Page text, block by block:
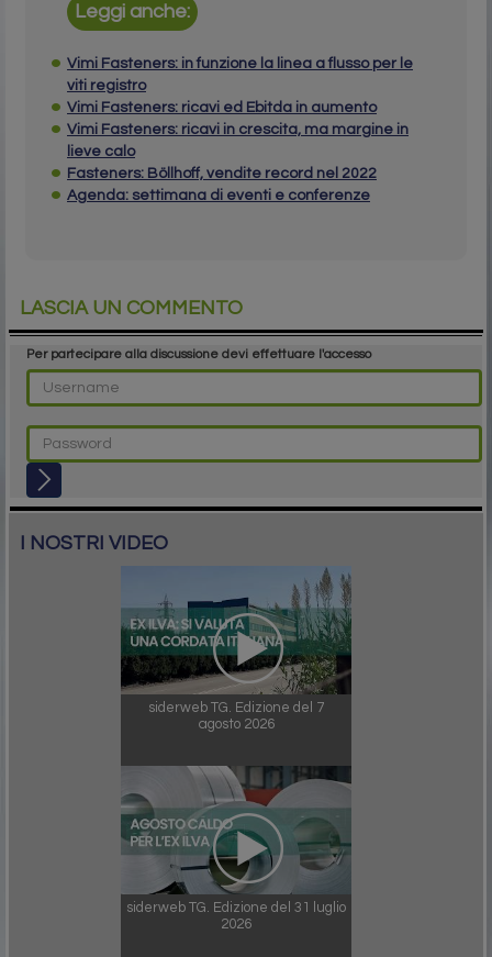
Leggi anche:
Vimi Fasteners: in funzione la linea a flusso per le
viti registro
Vimi Fasteners: ricavi ed Ebitda in aumento
Vimi Fasteners: ricavi in crescita, ma margine in
lieve calo
Fasteners: Böllhoff, vendite record nel 2022
Agenda: settimana di eventi e conferenze
LASCIA UN COMMENTO
Per partecipare alla discussione devi effettuare l'accesso
I NOSTRI VIDEO
siderweb TG. Edizione del 7
agosto 2026
siderweb TG. Edizione del 31 luglio
2026